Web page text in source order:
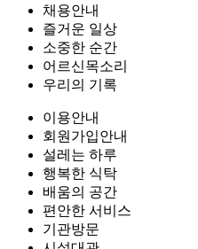
채용안내
즐거운 일상
소중한 순간
어르신목소리
우리의 기록
이용안내
회원가입안내
설레는 하루
행복한 식탁
배움의 공간
편안한 서비스
기관방문